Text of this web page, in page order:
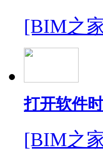
[BIM之
打开软件
[BIM之